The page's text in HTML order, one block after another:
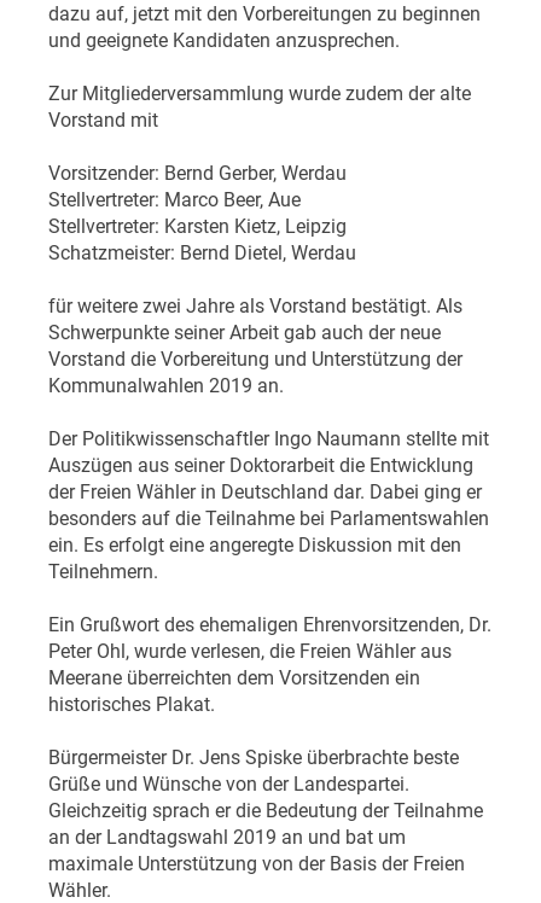
dazu auf, jetzt mit den Vorbereitungen zu beginnen
und geeignete Kandidaten anzusprechen.
Zur Mitgliederversammlung wurde zudem der alte
Vorstand mit
Vorsitzender: Bernd Gerber, Werdau
Stellvertreter: Marco Beer, Aue
Stellvertreter: Karsten Kietz, Leipzig
Schatzmeister: Bernd Dietel, Werdau
für weitere zwei Jahre als Vorstand bestätigt. Als
Schwerpunkte seiner Arbeit gab auch der neue
Vorstand die Vorbereitung und Unterstützung der
Kommunalwahlen 2019 an.
Der Politikwissenschaftler Ingo Naumann stellte mit
Auszügen aus seiner Doktorarbeit die Entwicklung
der Freien Wähler in Deutschland dar. Dabei ging er
besonders auf die Teilnahme bei Parlamentswahlen
ein. Es erfolgt eine angeregte Diskussion mit den
Teilnehmern.
Ein Grußwort des ehemaligen Ehrenvorsitzenden, Dr.
Peter Ohl, wurde verlesen, die Freien Wähler aus
Meerane überreichten dem Vorsitzenden ein
historisches Plakat.
Bürgermeister Dr. Jens Spiske überbrachte beste
Grüße und Wünsche von der Landespartei.
Gleichzeitig sprach er die Bedeutung der Teilnahme
an der Landtagswahl 2019 an und bat um
maximale Unterstützung von der Basis der Freien
Wähler.